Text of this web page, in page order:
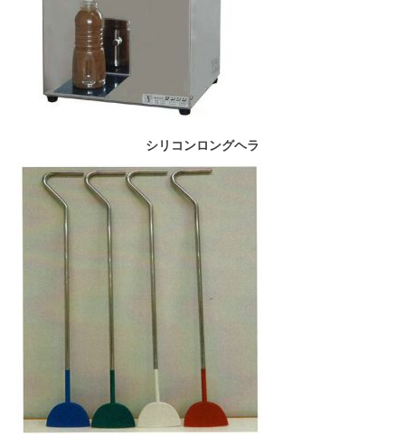
シリコンロングヘラ